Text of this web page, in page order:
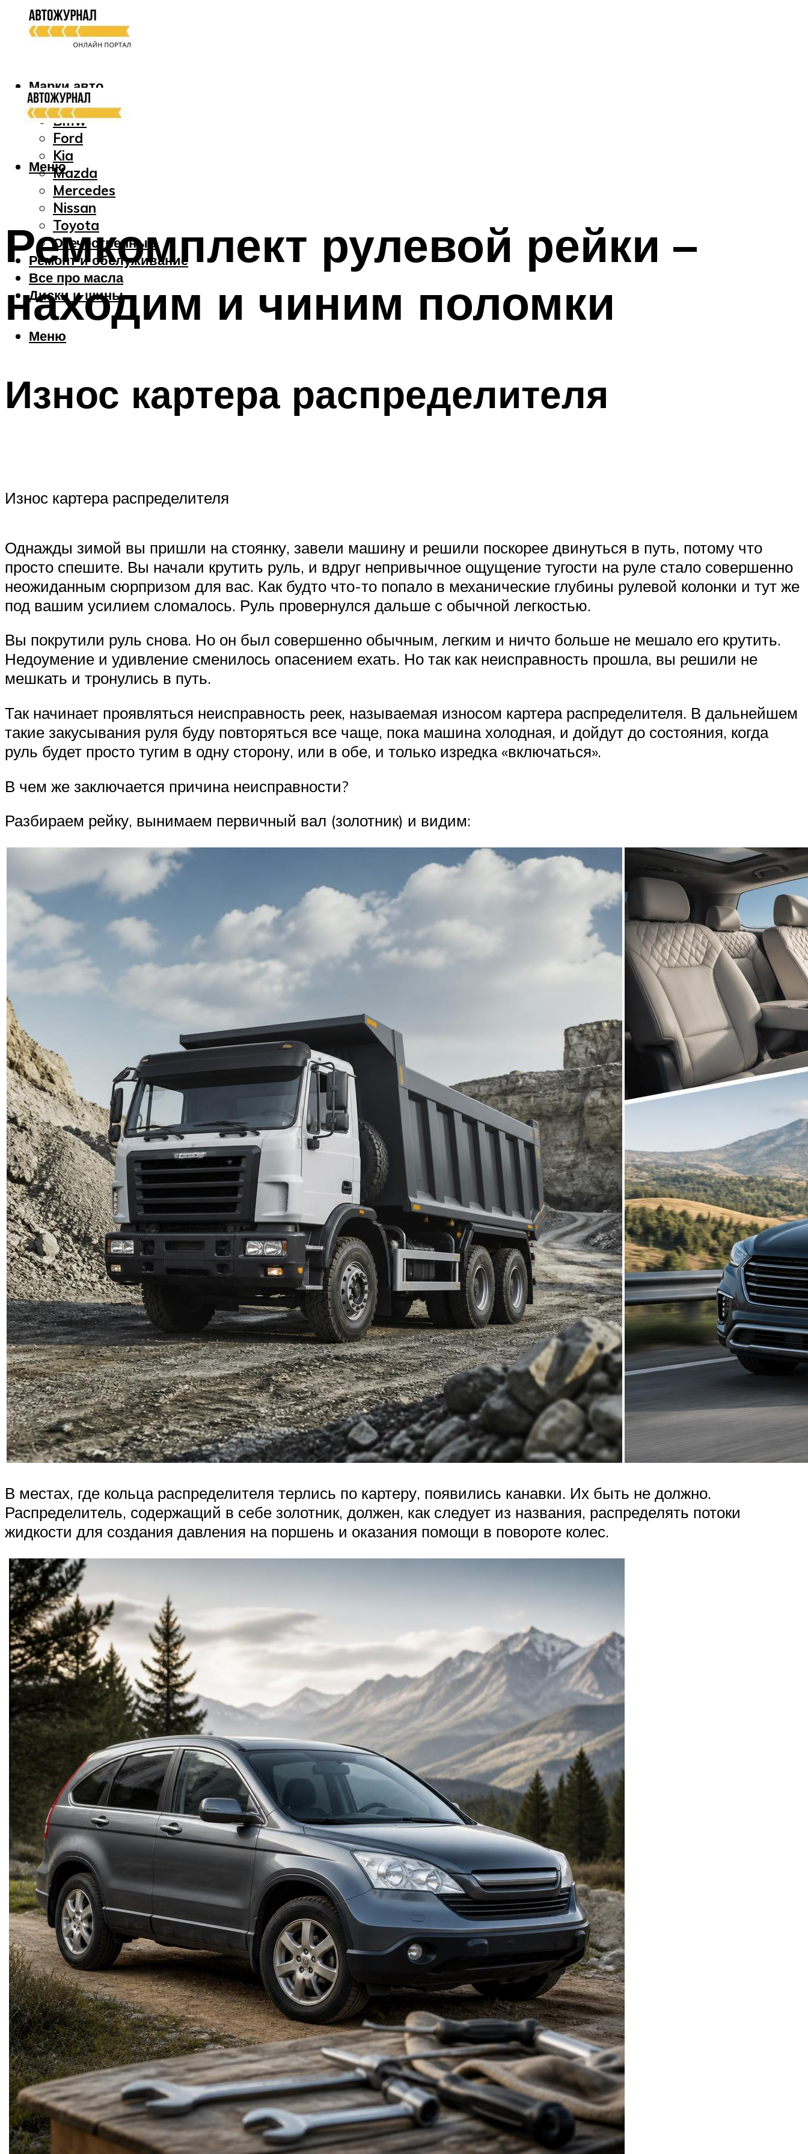
Марки авто
Audi
Bmw
Ford
Kia
Mazda
Mercedes
Nissan
Toyota
Отечественные
Ремонт и обслуживание
Все про масла
Диски и шины
Меню
Меню
Ремкомплект рулевой рейки –
находим и чиним поломки
Износ картера распределителя
Износ картера распределителя
Однажды зимой вы пришли на стоянку, завели машину и решили поскорее двинуться в путь, потому что
просто спешите. Вы начали крутить руль, и вдруг непривычное ощущение тугости на руле стало совершенно
неожиданным сюрпризом для вас. Как будто что-то попало в механические глубины рулевой колонки и тут же
под вашим усилием сломалось. Руль провернулся дальше с обычной легкостью.
Вы покрутили руль снова. Но он был совершенно обычным, легким и ничто больше не мешало его крутить.
Недоумение и удивление сменилось опасением ехать. Но так как неисправность прошла, вы решили не
мешкать и тронулись в путь.
Так начинает проявляться неисправность реек, называемая износом картера распределителя. В дальнейшем
такие закусывания руля буду повторяться все чаще, пока машина холодная, и дойдут до состояния, когда
руль будет просто тугим в одну сторону, или в обе, и только изредка «включаться».
В чем же заключается причина неисправности?
Разбираем рейку, вынимаем первичный вал (золотник) и видим:
В местах, где кольца распределителя терлись по картеру, появились канавки. Их быть не должно.
Распределитель, содержащий в себе золотник, должен, как следует из названия, распределять потоки
жидкости для создания давления на поршень и оказания помощи в повороте колес.